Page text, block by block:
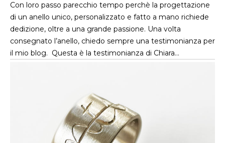
Con loro passo parecchio tempo perchè la progettazione
di un anello unico, personalizzato e fatto a mano richiede
dedizione, oltre a una grande passione. Una volta
consegnato l’anello, chiedo sempre una testimonianza per
il mio blog. Questa è la testimonianza di Chiara…